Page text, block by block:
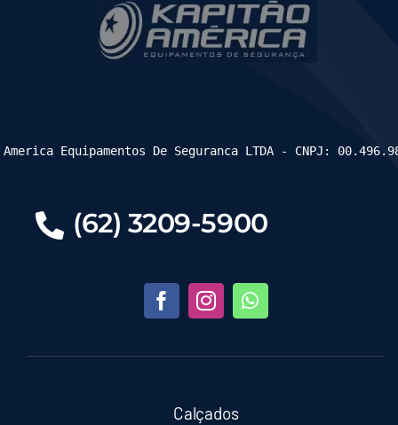
(62) 3209-5900
Calçados
Equipamentos De Seguranca LTDA - CNPJ: